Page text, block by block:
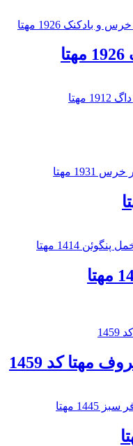
کد 1459